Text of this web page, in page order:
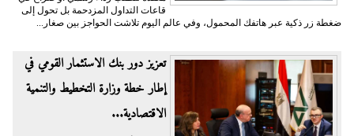
قاعات التداول المزدحمة بل تحول إلى
ضغطة زر ذكية عبر هاتفك المحمول، وفي عالم اليوم تلاشت الحواجز بين صغار...
تعزيز دور بنك الاستثمار القومي في
إطار خطة وزارة التخطيط والتنمية
الاقتصادية...